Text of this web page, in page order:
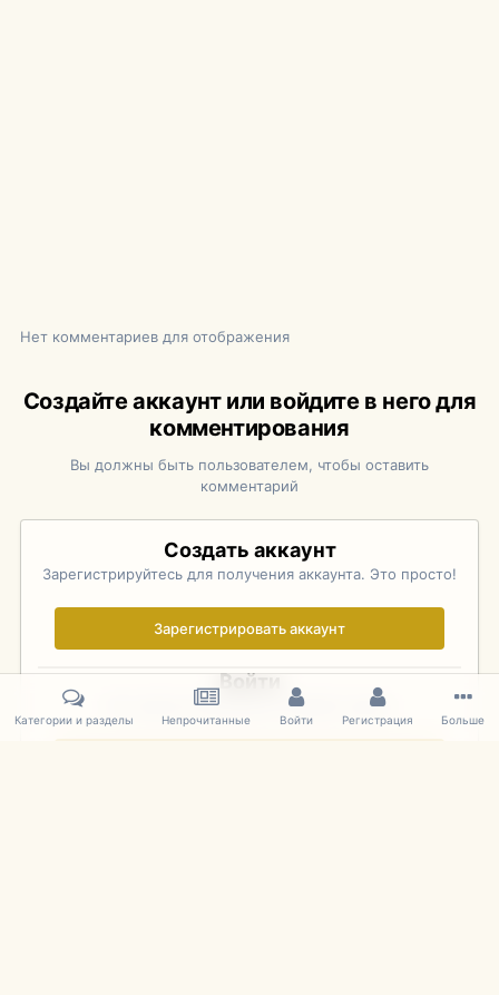
Нет комментариев для отображения
Создайте аккаунт или войдите в него для
комментирования
Вы должны быть пользователем, чтобы оставить
комментарий
Создать аккаунт
Зарегистрируйтесь для получения аккаунта. Это просто!
Зарегистрировать аккаунт
Войти
Уже зарегистрированы? Войдите здесь.
Категории и разделы Непрочитанные Войти Регистрация Больше